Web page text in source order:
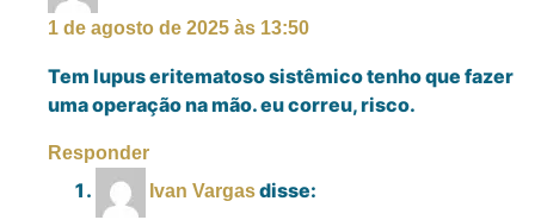
1 de agosto de 2025 às 13:50
Tem lupus eritematoso sistêmico tenho que fazer
uma operação na mão. eu correu, risco.
Responder
Ivan Vargasdisse: